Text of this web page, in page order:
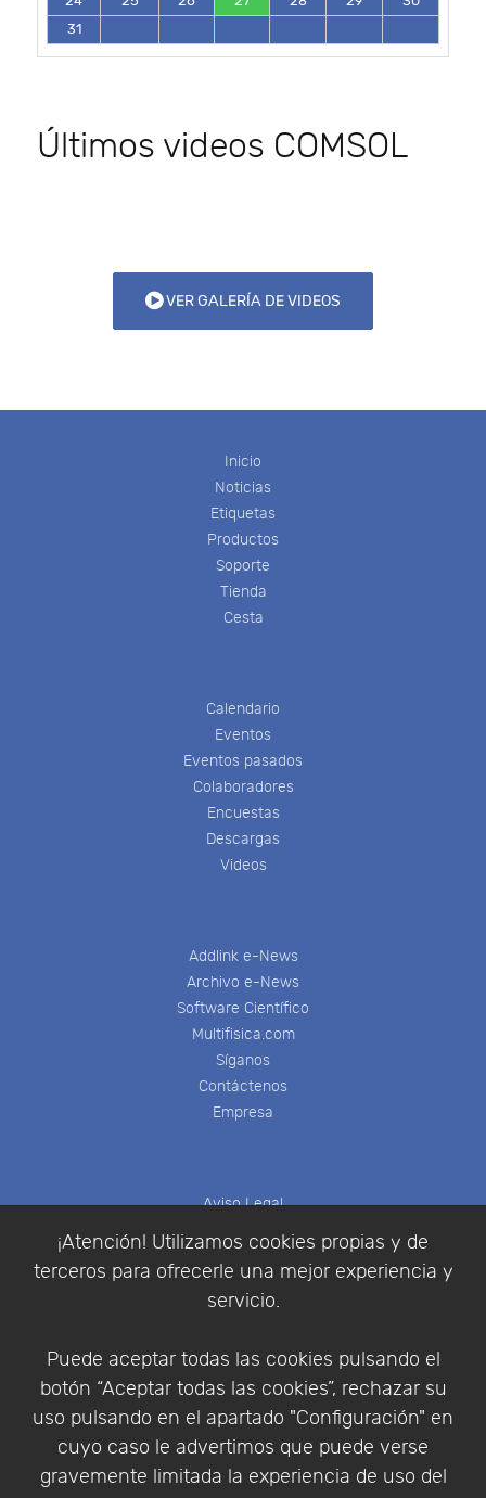
¡Atención! Utilizamos cookies propias y de
terceros para ofrecerle una mejor experiencia y
servicio.
Puede aceptar todas las cookies pulsando el
botón “Aceptar todas las cookies”, rechazar su
uso pulsando en el apartado "Configuración" en
cuyo caso le advertimos que puede verse
gravemente limitada la experiencia de uso del
31
Últimos videos COMSOL
VER GALERÍA DE VIDEOS
Inicio
Noticias
Etiquetas
Productos
Soporte
Tienda
Cesta
Calendario
Eventos
Eventos pasados
Colaboradores
Encuestas
Descargas
Videos
Addlink e-News
Archivo e-News
Software Científico
Multifisica.com
Síganos
Contáctenos
Empresa
Aviso Legal
Condiciones de compra
Identificarse
Empresa|Aviso Legal| Política de Privacidad |